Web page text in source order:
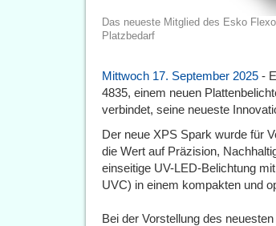
Das neueste Mitglied des Esko
Platzbedarf
Mittwoch 17. September 2025 -
4835, einem neuen
verbindet, seine neueste
Der neue XPS Spark wurde für
die Wert auf Präzision,
einseitige UV-LED-Belichtung
UVC) in einem kompakten und
Bei der Vorstellung des